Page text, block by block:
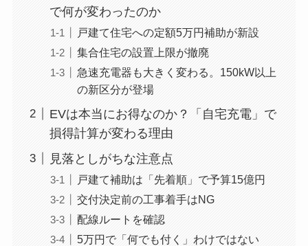
で何が変わったのか
戸建て住宅への定額5万円補助が新設
集合住宅の設置上限が撤廃
急速充電器も大きく変わる。150kW以上
の新区分が登場
EVは本当にお得なのか？「自宅充電」で
損得計算が変わる理由
見落としがちな注意点
戸建て補助は「先着順」で予算15億円
交付決定前の工事着手はNG
配線ルートを確認
5万円で「何でも付く」わけではない